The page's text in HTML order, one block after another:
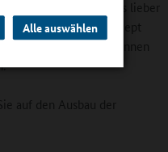
Alle auswählen
Da würden wir uns lieber
einem Gesamtkonzept
sollten die Schülerinnen
auf den Ausbau der